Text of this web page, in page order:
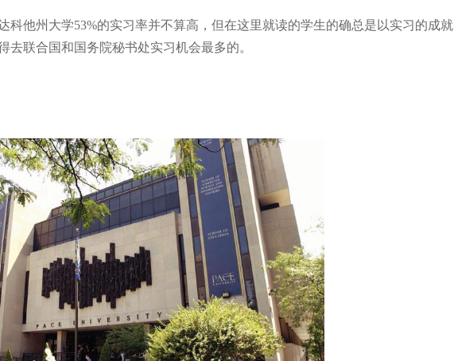
科他州大学53%的实习率并不算高，但在这里就读的学生的确总是以实习的成就
联合国和国务院秘书处实习机会最多的。